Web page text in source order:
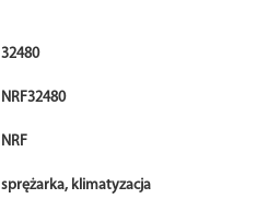
32480
NRF32480
NRF
sprężarka, klimatyzacja